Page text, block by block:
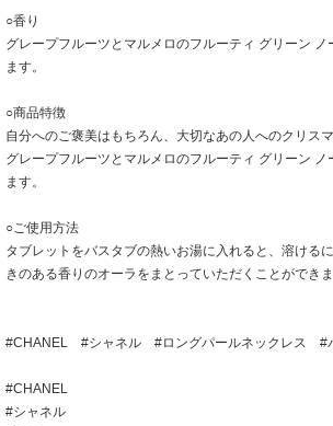
○香り
グレープフルーツとマルメロのフルーティ グリーン
ます。
○商品特徴
自分へのご褒美はもちろん、大切なあの人へのクリス
グレープフルーツとマルメロのフルーティ グリーン
ます。
○ご使用方法
タブレットをバスタブの熱いお湯に入れると、溶ける
きのある香りのオーラをまとっていただくことができま
#CHANEL #シャネル #ロングパールネックレス #
#CHANEL
#シャネル